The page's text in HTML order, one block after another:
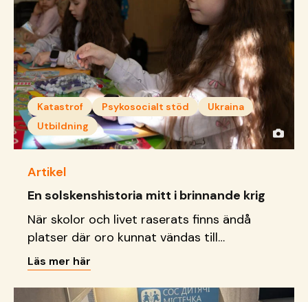
Katastrof Psykosocialt stöd
Ukraina
Utbildning
Artikel
En solskenshistoria mitt i brinnande krig
När skolor och livet raserats finns ändå
platser där oro kunnat vändas till
delaktighet, kreativitet och
framtidsdrömmar.
Läs mer här